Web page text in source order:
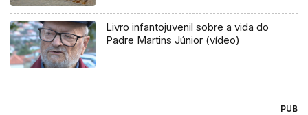
Livro infantojuvenil sobre a vida do
Padre Martins Júnior (vídeo)
PUB